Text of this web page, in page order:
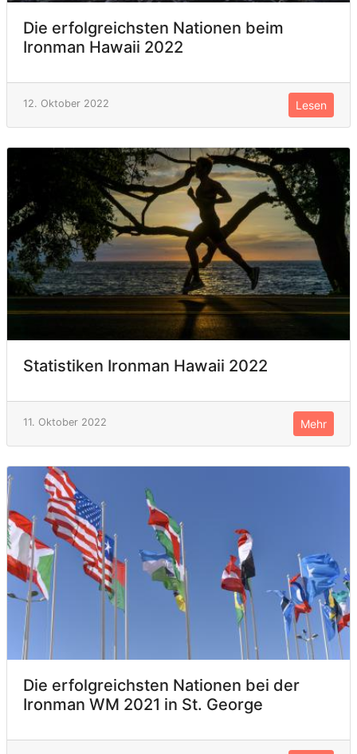
Die erfolgreichsten Nationen beim
Ironman Hawaii 2022
12. Oktober 2022 Lesen
Statistiken Ironman Hawaii 2022
11. Oktober 2022 Mehr
Die erfolgreichsten Nationen bei der
Ironman WM 2021 in St. George